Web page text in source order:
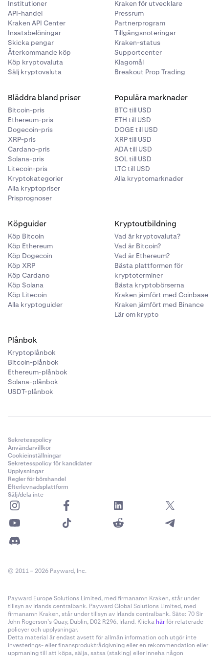
marginalhälsa, ditt säkerhetsvärde och andra
marginalmått. Det gör du påmarginalsidan under din
portfölj
Institutioner
API-handel
Kraken API Center
Insatsbelöningar
Skicka pengar
Återkommande köp
Köp kryptovaluta
Sälj kryptovaluta
Kraken för utvecklare
Pressrum
Partnerprogram
Tillgångsnoteringar
Kraken-status
Supportcenter
Klagomål
Breakout Prop Trading
Bläddra bland priser
Bitcoin-pris
Ethereum-pris
Dogecoin-pris
XRP-pris
Cardano-pris
Solana-pris
Litecoin-pris
Kryptokategorier
Alla kryptopriser
Prisprognoser
Populära marknader
BTC till USD
ETH till USD
DOGE till USD
XRP till USD
ADA till USD
SOL till USD
LTC till USD
Alla kryptomarknader
Köpguider
Köp Bitcoin
Köp Ethereum
Köp Dogecoin
Köp XRP
Köp Cardano
Köp Solana
Köp Litecoin
Alla kryptoguider
Kryptoutbildning
Vad är kryptovaluta?
Vad är Bitcoin?
Vad är Ethereum?
Bästa plattformen för
kryptoterminer
Bästa kryptobörserna
Kraken jämfört med Coinbase
Kraken jämfört med Binance
Lär om krypto
Plånbok
Kryptoplånbok
Bitcoin-plånbok
Ethereum-plånbok
Solana-plånbok
USDT-plånbok
Sekretesspolicy
Användarvillkor
Cookieinställningar
Sekretesspolicy för kandidater
Upplysningar
Regler för börshandel
Efterlevnadsplattform
Sälj/dela inte
© 2011 – 2026 Payward, Inc.
Payward Europe Solutions Limited, med firmanamn Kraken, står under
tillsyn av Irlands centralbank. Payward Global Solutions Limited, med
firmanamn Kraken, står under tillsyn av Irlands centralbank. Säte: 70 Sir
John Rogerson’s Quay, Dublin, D02 R296, Irland. Klicka härför relaterade
policyer och upplysningar.
Detta material är endast avsett för allmän information och utgör inte
investerings- eller finansproduktrådgivning eller en rekommendation eller
uppmaning till att köpa, sälja, satsa (staking) eller inneha någon